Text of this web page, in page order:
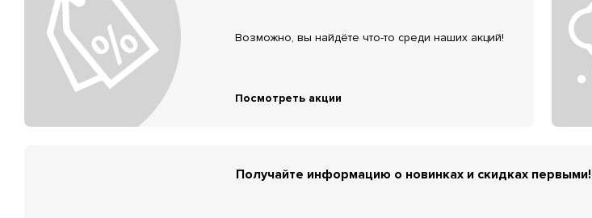
Возможно, вы найдёте что-то среди наших акций!
Посмотреть акции
Получайте информацию о новинках и скидках первыми!